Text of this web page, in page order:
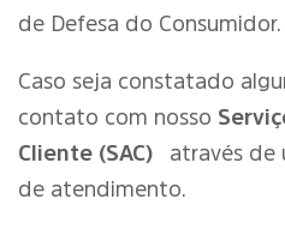
de Defesa do Consumidor.
Caso seja constatado
contato com nosso
Cliente (SAC)
através de
de atendimento.